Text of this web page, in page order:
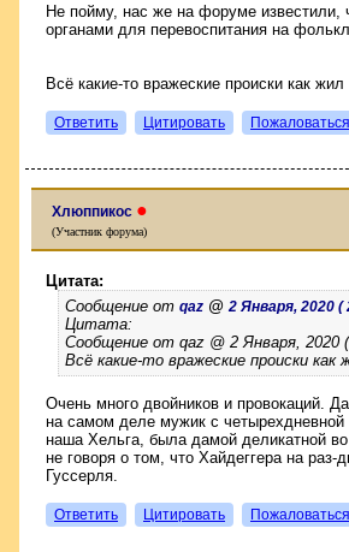
Не пойму, нас же на форуме
органами для перевоспитания на
Всё какие-то вражеские происки как
Ответить Цитировать Пожаловаться
Хлюппикос ●
(Участник форума)
Цитата:
Сообщение от qaz @2 Января, 2020 (
Цитата:
Сообщение от qaz @ 2 Января, 2020
Всё какие-то вражеские происки как
Очень много двойников и провокаций.
на самом деле мужик с
наша Хельга, была дамой деликатной
не говоря о том, что Хайдеггера на
Гуссерля.
Ответить Цитировать Пожаловаться